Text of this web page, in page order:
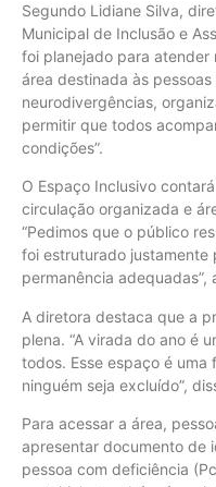
Segundo Lidiane Silva,
Municipal de Inclusão e
foi planejado para atender
área destinada às
neurodivergências,
permitir que todos
condições”.
O Espaço Inclusivo
circulação organizada e
“Pedimos que o público
foi estruturado justamente
permanência adequadas”,
A diretora destaca que a
plena. “A virada do ano é
todos. Esse espaço é
ninguém seja excluído”,
Para acessar a área,
apresentar documento de
pessoa com deficiência